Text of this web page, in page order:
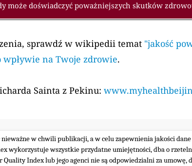
może doświadczyć poważniejszych skutków
sprawdź w wikipedii temat "jakość
na Twoje zdrowie.
Sainta z Pekinu:
w chwili publikacji, a w celu zapewnienia jakości
wykorzystuje wszystkie przydatne umiejętności, dba o
Index lub jego agenci nie są odpowiedzialni za umowę,